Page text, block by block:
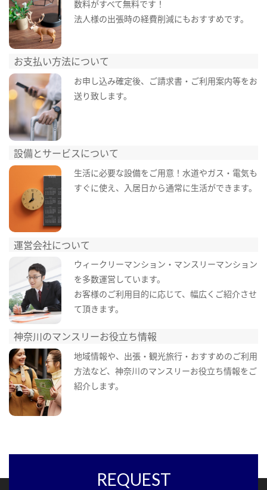
数料がすべて無料です！
法人様の出張時の経費削減にもおすすめです。
お支払い方法について
お申し込み確定後、ご請求書・ご利用案内等をお
送り致します。
設備とサービスについて
生活に必要な設備をご用意！水道やガス・電気も
すぐに使え、入居日から通常に生活ができます。
運営会社について
ウィークリーマンション・マンスリーマンション
を多数運営しています。
お客様のご利用目的に応じて、幅広くご紹介させ
て頂きます。
神奈川のマンスリーお役立ち情報
地域情報や、出張・観光旅行・おすすめのご利用
方法など、神奈川のマンスリーお役立ち情報をご
紹介します。
REQUEST